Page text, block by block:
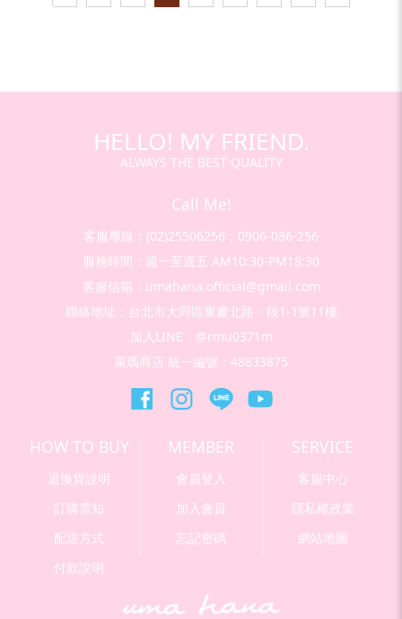
HELLO! MY FRIEND.
ALWAYS THE BEST QUALITY
Call Me!
客服專線：(02)25506256；0906-086-256
服務時間：週一至週五 AM10:30-PM18:30
客服信箱：umahana.official@gmail.com
聯絡地址：台北市大同區重慶北路ㄧ段1-1號11樓
加入LINE：@rmu0371m
萊瑪商店 統一編號：48833875
HOW TO BUY
退換貨說明
訂購需知
配送方式
付款說明
MEMBER
會員登入
加入會員
忘記密碼
SERVICE
客服中心
隱私權政策
網站地圖